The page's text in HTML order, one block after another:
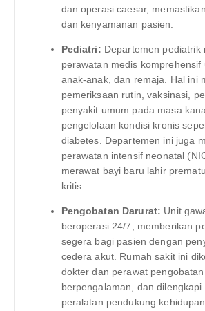
dan operasi caesar,
dan kenyamanan pasien.
Pediatri: Departemen pediatrik
perawatan medis komprehensif
anak-anak, dan remaja. Hal ini
pemeriksaan rutin, vaksinasi,
penyakit umum pada masa
pengelolaan kondisi kronis
diabetes. Departemen ini juga
perawatan intensif neonatal
merawat bayi baru lahir
kritis.
Pengobatan Darurat: Unit
beroperasi 24/7, memberikan
segera bagi pasien dengan
cedera akut. Rumah sakit ini
dokter dan perawat
berpengalaman, dan dilengkapi
peralatan pendukung